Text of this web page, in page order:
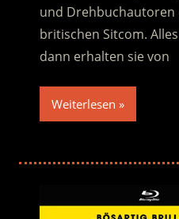
und
britischen Sitcom.
dann erhalten sie von
Weiterlesen